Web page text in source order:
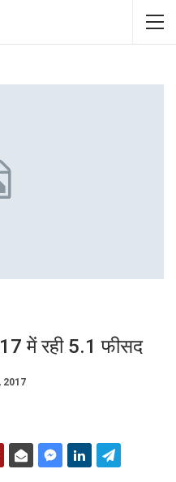
में रही 5.1 फीसद
2017